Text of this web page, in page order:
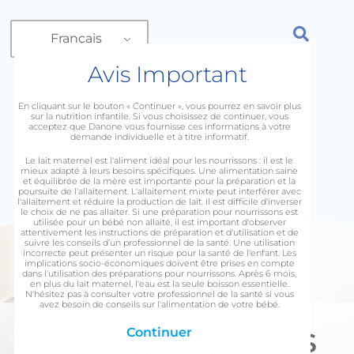
À PROPOS DE DANONE NUTRICIA
NOUS CONTACTER
Français
Les 7 merveilles
Avis Important
En cliquant sur le bouton « Continuer », vous pourrez en savoir plus
sur la nutrition infantile. Si vous choisissez de continuer, vous
acceptez que Danone vous fournisse ces informations à votre
demande individuelle et à titre informatif.
Le lait maternel est l'aliment idéal pour les nourrissons : il est le
mieux adapté à leurs besoins spécifiques. Une alimentation saine
et équilibrée de la mère est importante pour la préparation et la
poursuite de l'allaitement. L'allaitement mixte peut interférer avec
l'allaitement et réduire la production de lait. Il est difficile d'inverser
le choix de ne pas allaiter. Si une préparation pour nourrissons est
utilisée pour un bébé non allaité, il est important d'observer
attentivement les instructions de préparation et d'utilisation et de
suivre les conseils d’un professionnel de la santé. Une utilisation
incorrecte peut présenter un risque pour la santé de l'enfant. Les
implications socio-économiques doivent être prises en compte
dans l'utilisation des préparations pour nourrissons. Après 6 mois,
en plus du lait maternel, l'eau est la seule boisson essentielle.
N'hésitez pas à consulter votre professionnel de la santé si vous
avez besoin de conseils sur l'alimentation de votre bébé.
Continuer